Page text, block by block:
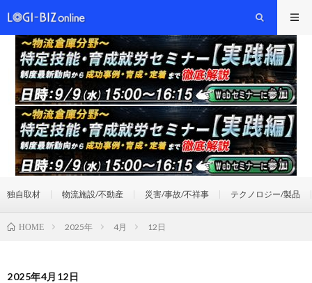
独自取材 物流施設/不動産 災害/事故/不祥事 テクノロジー/製品
HOME 2025年 4月 12日
2025年4月12日